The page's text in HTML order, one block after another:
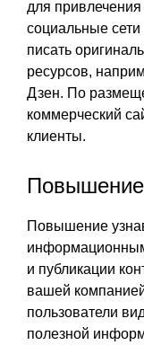
для
социальные
писать
ресурсов,
Дзен. По
коммерческий
клиенты.
Повышение
Повышение
и публикации
вашей
пользователи
полезной